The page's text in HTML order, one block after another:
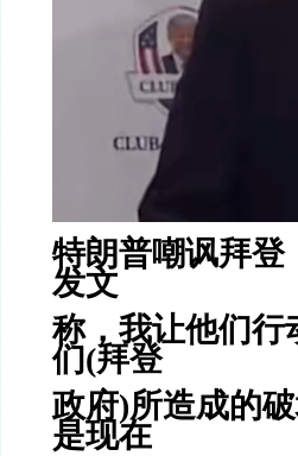
特朗普嘲讽拜登
发文
称，我让他们行
们(拜登
政府)所造成的
是现在